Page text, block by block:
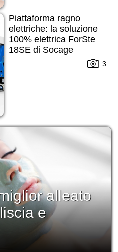
Piattaforma ragno
elettriche: la soluzione
100% elettrica ForSte
18SE di Socage
3
alleato
e